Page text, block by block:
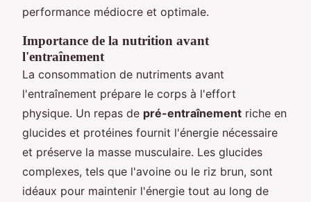
performance médiocre et optimale.
Importance de la nutrition avant
l'entraînement
La consommation de nutriments avant
l'entraînement prépare le corps à l'effort
physique. Un repas de pré-entraînement riche en
glucides et protéines fournit l'énergie nécessaire
et préserve la masse musculaire. Les glucides
complexes, tels que l'avoine ou le riz brun, sont
idéaux pour maintenir l'énergie tout au long de